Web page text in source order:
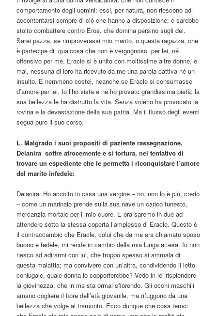
comportamento degli uomini: essi, per natura, non riescono ad
accontentarsi sempre di ciò che hanno a disposizione; e sarebbe
stolto combattere contro Eros, che domina persino sugli dei.
Sarei pazza, se rimproverassi mio marito, o questa ragazza, che
è partecipe di qualcosa che non è vergognoso per lei, né
offensivo per me. Eracle si è unito con moltissime altre donne, e
mai, nessuna di loro ha ricevuto da me una parola cattiva né un
insulto. E nemmeno costei, neanche se Eracle si consumasse
d’amore per lei. Io l’ho vista e ne ho provato grandissima pietà: la
sua bellezza le ha distrutto la vita. Senza volerlo ha provocato la
rovina e la devastazione della sua patria. Ma il flusso degli eventi
segua pure il suo corso.
L. Malgrado i suoi propositi di paziente rassegnazione,
Deianira soffre atrocemente e si tortura, nel tentativo di
trovare un espediente che le permetta i riconquistare l’amore
del marito infedele:
Deianira: Ho accolto in casa una vergine – no, non lo è più, credo
– come un marinaio prende sulla sua nave un carico funesto,
mercanzia mortale per il mio cuore. E ora saremo in due ad
attendere sotto la stessa coperta l’amplesso di Eracle. Questo è
il contraccambio che Eracle, colui che da me era chiamato sposo
buono e fedele, mi rende in cambio della mia lunga attesa. Io non
riesco ad adirarmi con lui, che troppo spesso si ammala di
questa malattia; ma convivere con un’altra, condividendo il letto
coniugale, quale donna lo sopporterebbe? Vedo in lei risplendere
la giovinezza, che in me sta ormai sfiorendo. Gli occhi maschili
amano cogliere il fiore dell’età giovanile, ma rifuggono da una
bellezza che volge al tramonto. Ecco dunque che cosa temo: